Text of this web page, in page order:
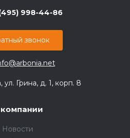
998-44-86
звонок
ул. Грина, д. 1, корп. 8
Новости